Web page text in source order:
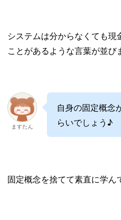
システムは分からなくても現
ことがあるような言葉が並び
ますたん
自身の固定概念
らいでしょう♪
固定概念を捨てて素直に学ん